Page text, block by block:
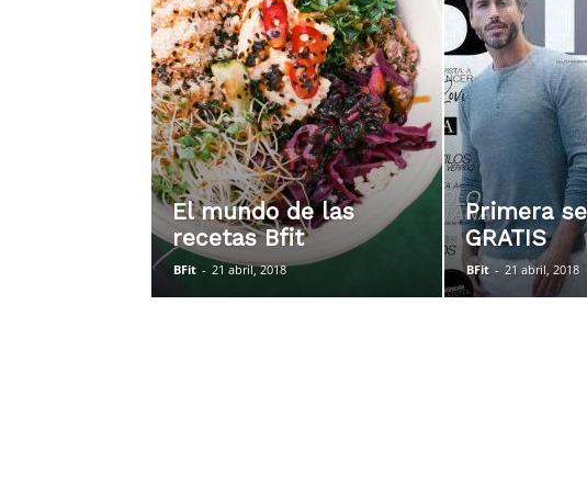
El mundo de las
recetas Bfit
BFit - 21 abril, 2018
Primera
GRATIS
BFit - 21 abril, 2018